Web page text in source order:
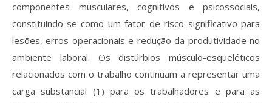
componentes musculares, cognitivos e psicossociais,
constituindo-se como um fator de risco significativo para
lesões, erros operacionais e redução da produtividade no
ambiente laboral. Os distúrbios músculo-esqueléticos
relacionados com o trabalho continuam a representar uma
carga substancial (1) para os trabalhadores e para as